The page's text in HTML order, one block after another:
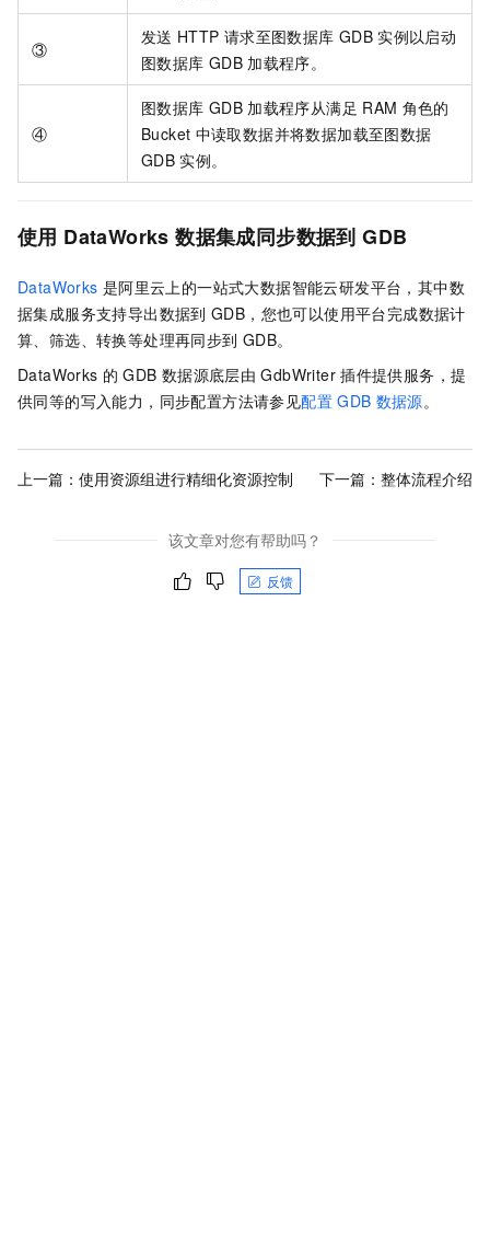
③
发送 HTTP 请求至图数据库 GDB 实例以启动
图数据库 GDB 加载程序。
④
图数据库 GDB 加载程序从满足 RAM 角色的
Bucket 中读取数据并将数据加载至图数据
GDB 实例。
使用 DataWorks 数据集成同步数据到 GDB
DataWorks 是阿里云上的一站式大数据智能云研发平台，其中数
据集成服务支持导出数据到 GDB，您也可以使用平台完成数据计
算、筛选、转换等处理再同步到 GDB。
DataWorks 的 GDB 数据源底层由 GdbWriter 插件提供服务，提
供同等的写入能力，同步配置方法请参见配置 GDB 数据源。
上一篇： 使用资源组进行精细化资源控制 下一篇： 整体流程介绍
该文章对您有帮助吗？
反馈